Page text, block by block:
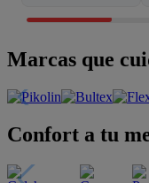
Marcas que
Confort a tu